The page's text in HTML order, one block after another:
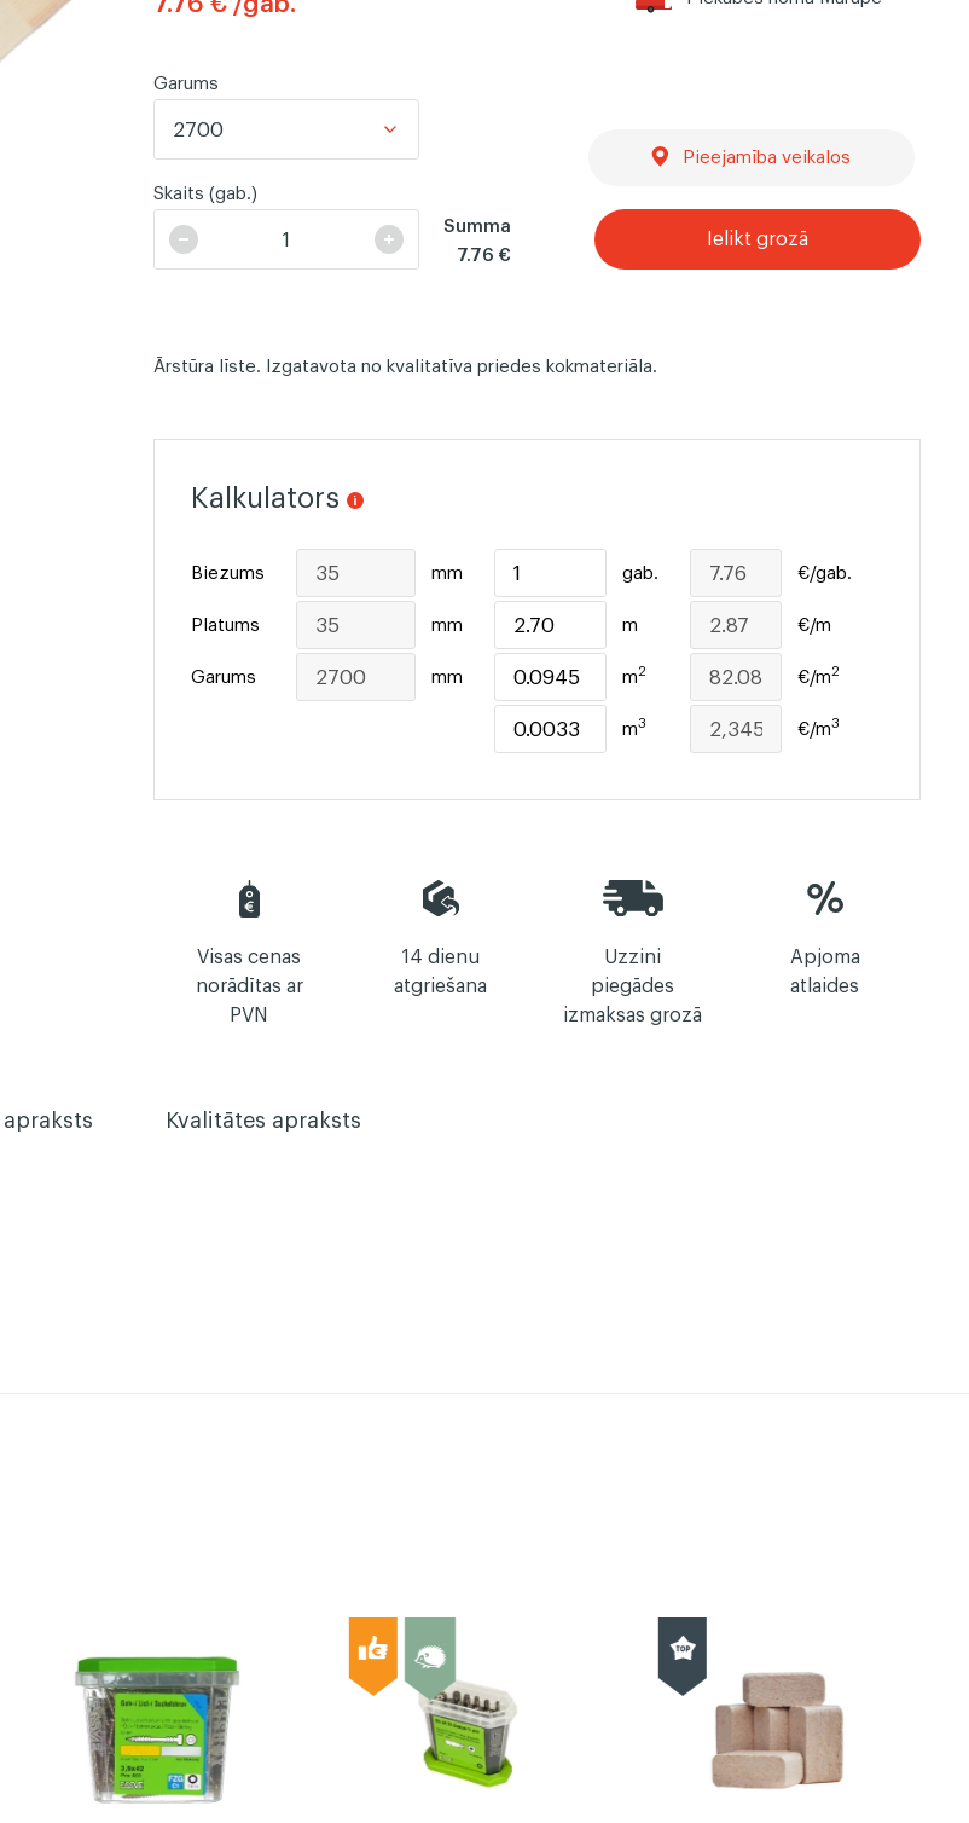
Garums
2700
Skaits (gab.)
Summa
7.76 €
Pieejamība veikalos
Ielikt grozā
Ārstūra līste. Izgatavota no kvalitatīva priedes kokmateriāla.
Kalkulators
Biezums mm gab. €/gab.
Platums mm m €/m
Garums mm m2 €/m2
m3 €/m3
Visas cenas
norādītas ar
PVN
14 dienu
atgriešana
Uzzini
piegādes
izmaksas grozā
Apjoma
atlaides
Kvalitātes apraksts